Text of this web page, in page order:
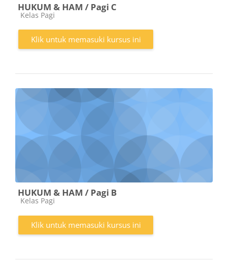
HUKUM & HAM / Pagi C
Kategori kursus
Kelas Pagi
Klik untuk memasuki kursus ini
HUKUM & HAM / Pagi B
Kategori kursus
Kelas Pagi
Klik untuk memasuki kursus ini